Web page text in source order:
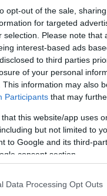
opt-out of the sale,
for targeted
selection. Please note
interest-based ads
to third parties
of your personal
This information may also
Participants that may
that this website/app uses
but not limited to
to Google and its third-
consent section.
Data Processing Opt Outs
Texas
για το πόσο
στο CNBC
Όπως ανέφερε,
και «θα